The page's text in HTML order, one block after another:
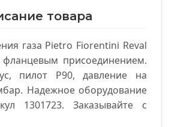
товара
газа Pietro Fiorentini Reval
фланцевым присоединением.
пилот Р90, давление на
Надежное оборудование
1301723. Заказывайте с